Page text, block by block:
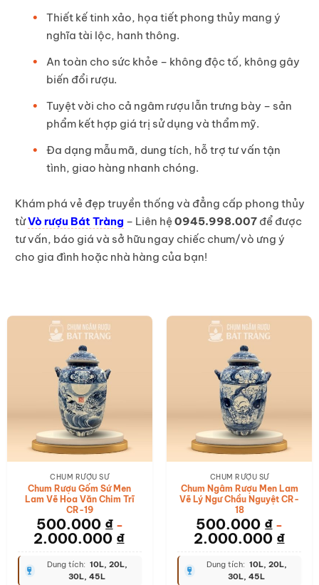
Thiết kế tinh xảo, họa tiết phong thủy mang ý
nghĩa tài lộc, hanh thông.
An toàn cho sức khỏe – không độc tố, không gây
biến đổi rượu.
Tuyệt vời cho cả ngâm rượu lẫn trưng bày – sản
phẩm kết hợp giá trị sử dụng và thẩm mỹ.
Đa dạng mẫu mã, dung tích, hỗ trợ tư vấn tận
tình, giao hàng nhanh chóng.
Khám phá vẻ đẹp truyền thống và đẳng cấp phong thủy
từVò rượu Bát Tràng – Liên hệ 0945.998.007để được
tư vấn, báo giá và sở hữu ngay chiếc chum/vò ưng ý
cho gia đình hoặc nhà hàng của bạn!
CHUM RƯỢU SỨ
Chum Rượu Gốm Sứ Men
Lam Vẽ Hoa Văn Chim Trĩ
CR-19
500.000 ₫ –
2.000.000 ₫
Dung tích: 10L, 20L,
30L, 45L
CHUM RƯỢU SỨ
Chum Ngâm Rượu Men Lam
Vẽ Lý Ngư Chầu Nguyệt CR-
18
500.000 ₫ –
2.000.000 ₫
Dung tích: 10L, 20L,
30L, 45L